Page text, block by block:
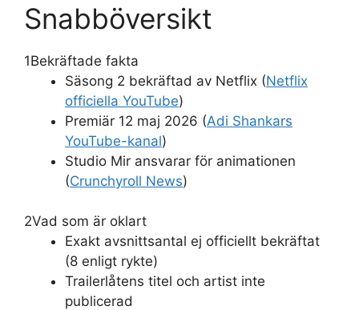
Snabböversikt
1Bekräftade fakta
Säsong 2 bekräftad av Netflix (Netflix
officiella YouTube)
Premiär 12 maj 2026 (Adi Shankars
YouTube-kanal)
Studio Mir ansvarar för animationen
(Crunchyroll News)
2Vad som är oklart
Exakt avsnittsantal ej officiellt bekräftat
(8 enligt rykte)
Trailerlåtens titel och artist inte
publicerad